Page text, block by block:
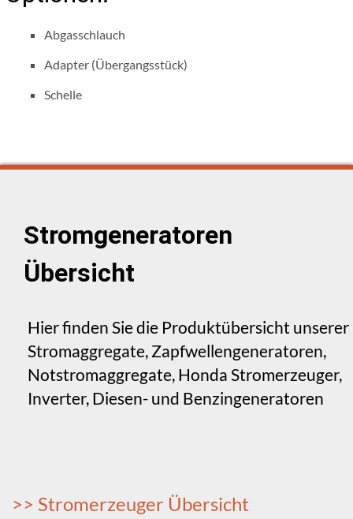
Abgasschlauch
Adapter (Übergangsstück)
Schelle
Stromgeneratoren
Übersicht
Hier finden Sie die Produktübersicht unserer
Stromaggregate, Zapfwellengeneratoren,
Notstromaggregate, Honda Stromerzeuger,
Inverter, Diesen- und Benzingeneratoren
>> Stromerzeuger Übersicht